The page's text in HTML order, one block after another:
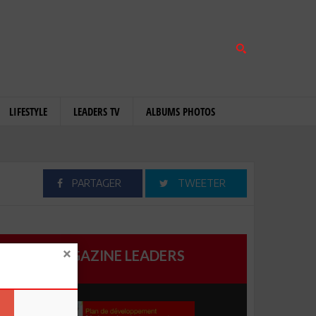
LIFESTYLE LEADERS TV ALBUMS PHOTOS
PARTAGER TWEETER
MAGAZINE LEADERS